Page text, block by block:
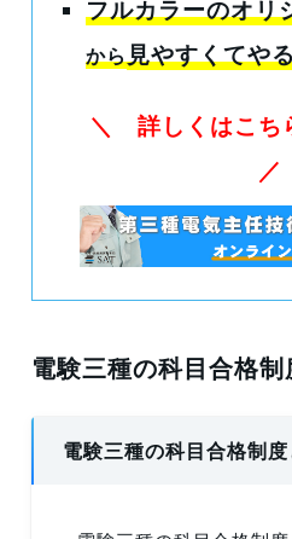
フルカラーのオリ
から見やすくてや
＼ 詳しくはこち
／
電験三種の科目合格
電験三種の科目合格制度